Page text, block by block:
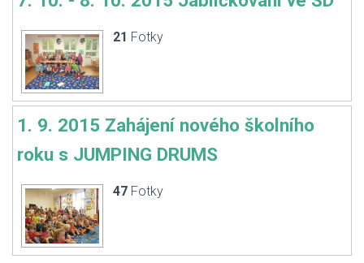
21 Fotky
1. 9. 2015 Zahájení nového školního
roku s JUMPING DRUMS
47 Fotky